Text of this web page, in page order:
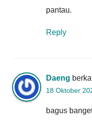
pantau.
Reply
Daeng
18 Oktober
bagus